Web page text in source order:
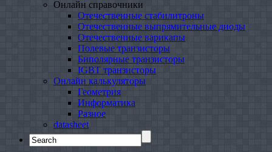
Онлайн справочники
Отечественные стабилитроны
Отечественные выпрямительные диоды
Отечественные варикапы
Полевые транзисторы
Биполярные транзисторы
IGBT транзисторы
Онлайн калькуляторы
Геометрия
Информатика
Разное
datasheet
Search
for: